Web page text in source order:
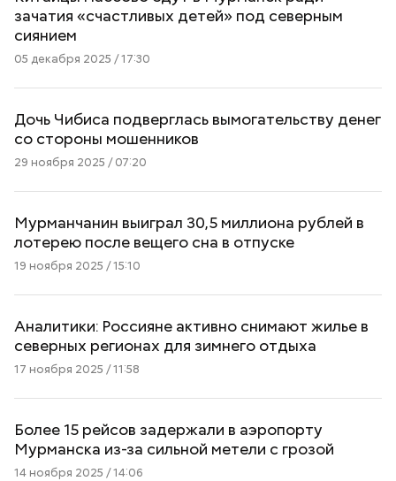
зачатия «счастливых детей» под северным
сиянием
05 декабря 2025 / 17:30
Дочь Чибиса подверглась вымогательству денег
со стороны мошенников
29 ноября 2025 / 07:20
Мурманчанин выиграл 30,5 миллиона рублей в
лотерею после вещего сна в отпуске
19 ноября 2025 / 15:10
Аналитики: Россияне активно снимают жилье в
северных регионах для зимнего отдыха
17 ноября 2025 / 11:58
Более 15 рейсов задержали в аэропорту
Мурманска из-за сильной метели с грозой
14 ноября 2025 / 14:06